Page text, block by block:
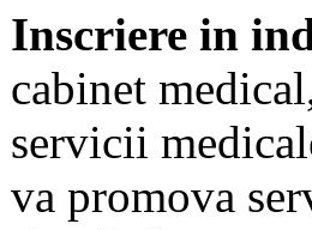
Inscriere in
cabinet
servicii
va promova